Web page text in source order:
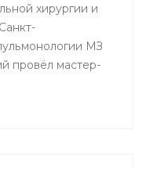
хирургии и
МЗ
провёл мастер-
С новыми